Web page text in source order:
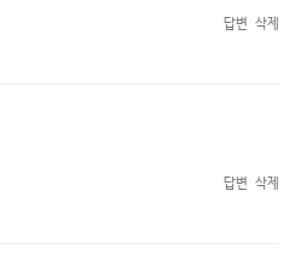
답변 삭제
답변 삭제